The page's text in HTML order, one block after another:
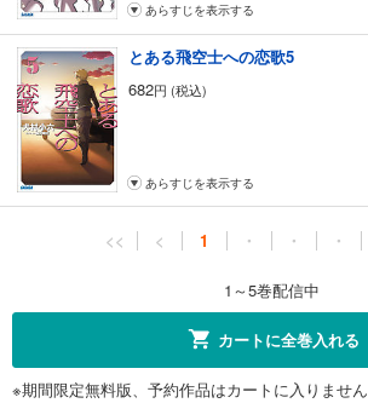
あらすじを表示する
とある飛空士への恋歌5
682円 (税込)
あらすじを表示する
<< < 1 ・ ・ ・
1～5巻配信中
カートに全巻入れる
※期間限定無料版、予約作品はカートに入りません